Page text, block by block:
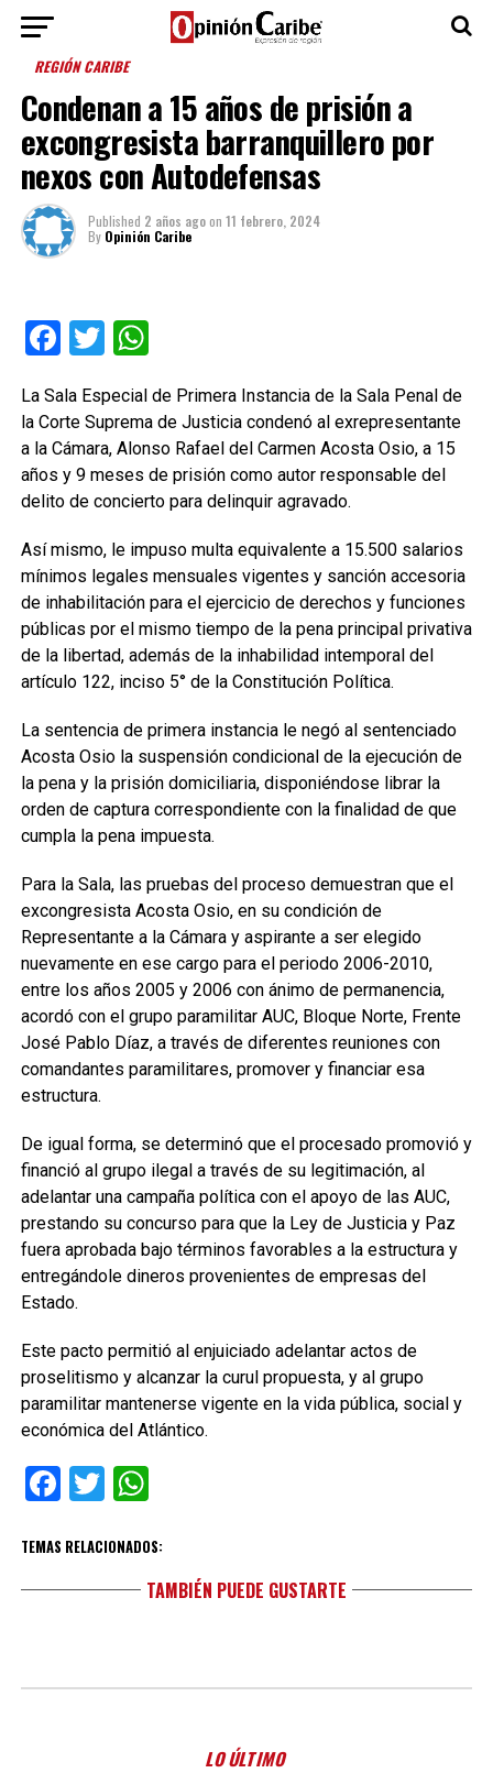
REGIÓN CARIBE
Condenan a 15 años de prisión a
excongresista barranquillero por
nexos con Autodefensas
Published 2 años agoon 11 febrero, 2024
By Opinión Caribe
Facebook
TwitterWhatsApp
La Sala Especial de Primera Instancia de la Sala Penal de
la Corte Suprema de Justicia condenó al exrepresentante
a la Cámara, Alonso Rafael del Carmen Acosta Osio, a 15
años y 9 meses de prisión como autor responsable del
delito de concierto para delinquir agravado.
Así mismo, le impuso multa equivalente a 15.500 salarios
mínimos legales mensuales vigentes y sanción accesoria
de inhabilitación para el ejercicio de derechos y funciones
públicas por el mismo tiempo de la pena principal privativa
de la libertad, además de la inhabilidad intemporal del
artículo 122, inciso 5° de la Constitución Política.
La sentencia de primera instancia le negó al sentenciado
Acosta Osio la suspensión condicional de la ejecución de
la pena y la prisión domiciliaria, disponiéndose librar la
orden de captura correspondiente con la finalidad de que
cumpla la pena impuesta.
Para la Sala, las pruebas del proceso demuestran que el
excongresista Acosta Osio, en su condición de
Representante a la Cámara y aspirante a ser elegido
nuevamente en ese cargo para el periodo 2006-2010,
entre los años 2005 y 2006 con ánimo de permanencia,
acordó con el grupo paramilitar AUC, Bloque Norte, Frente
José Pablo Díaz, a través de diferentes reuniones con
comandantes paramilitares, promover y financiar esa
estructura.
De igual forma, se determinó que el procesado promovió y
financió al grupo ilegal a través de su legitimación, al
adelantar una campaña política con el apoyo de las AUC,
prestando su concurso para que la Ley de Justicia y Paz
fuera aprobada bajo términos favorables a la estructura y
entregándole dineros provenientes de empresas del
Estado.
Este pacto permitió al enjuiciado adelantar actos de
proselitismo y alcanzar la curul propuesta, y al grupo
paramilitar mantenerse vigente en la vida pública, social y
económica del Atlántico.
Facebook
TwitterWhatsApp
TEMAS RELACIONADOS:
TAMBIÉN PUEDE GUSTARTE
LO ÚLTIMO